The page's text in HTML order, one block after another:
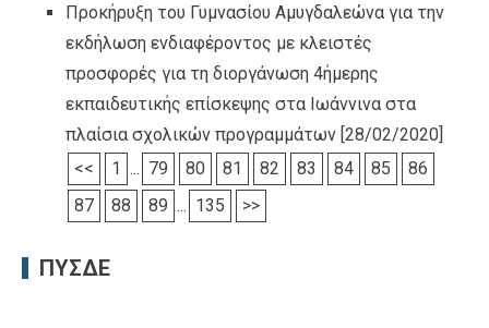
Προκήρυξη του Γυμνασίου Αμυγδαλεώνα για την
εκδήλωση ενδιαφέροντος με κλειστές
προσφορές για τη διοργάνωση 4ήμερης
εκπαιδευτικής επίσκεψης στα Ιωάννινα στα
πλαίσια σχολικών προγραμμάτων [28/02/2020]
<<
1 ... 79 80 81 82 83 84 85
86
87
88 89 ... 135 >>
ΠΥΣΔΕ